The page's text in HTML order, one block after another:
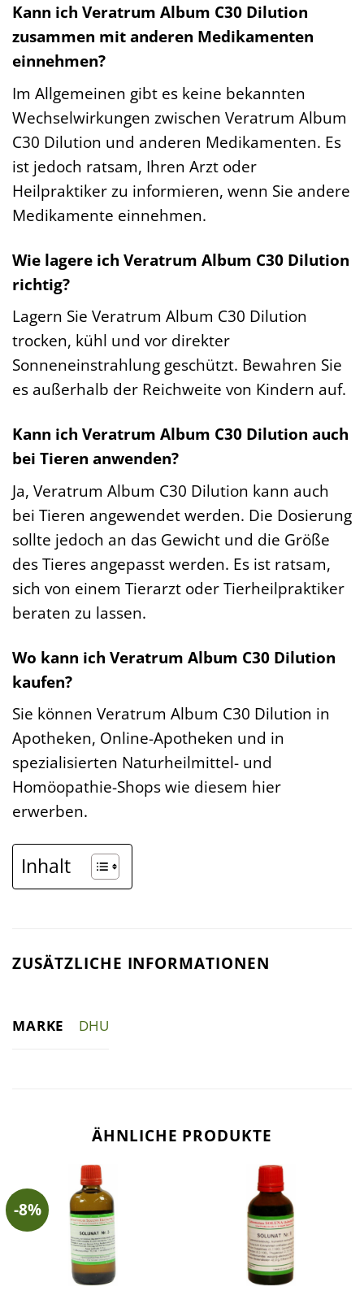
Kann ich Veratrum Album C30 Dilution
zusammen mit anderen Medikamenten
einnehmen?
Im Allgemeinen gibt es keine bekannten
Wechselwirkungen zwischen Veratrum Album
C30 Dilution und anderen Medikamenten. Es
ist jedoch ratsam, Ihren Arzt oder
Heilpraktiker zu informieren, wenn Sie andere
Medikamente einnehmen.
Wie lagere ich Veratrum Album C30 Dilution
richtig?
Lagern Sie Veratrum Album C30 Dilution
trocken, kühl und vor direkter
Sonneneinstrahlung geschützt. Bewahren Sie
es außerhalb der Reichweite von Kindern auf.
Kann ich Veratrum Album C30 Dilution auch
bei Tieren anwenden?
Ja, Veratrum Album C30 Dilution kann auch
bei Tieren angewendet werden. Die Dosierung
sollte jedoch an das Gewicht und die Größe
des Tieres angepasst werden. Es ist ratsam,
sich von einem Tierarzt oder Tierheilpraktiker
beraten zu lassen.
Wo kann ich Veratrum Album C30 Dilution
kaufen?
Sie können Veratrum Album C30 Dilution in
Apotheken, Online-Apotheken und in
spezialisierten Naturheilmittel- und
Homöopathie-Shops wie diesem hier
erwerben.
Inhalt
ZUSÄTZLICHE INFORMATIONEN
MARKE DHU
ÄHNLICHE PRODUKTE
-8%